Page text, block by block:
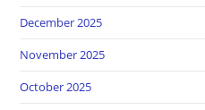
December 2025
November 2025
October 2025